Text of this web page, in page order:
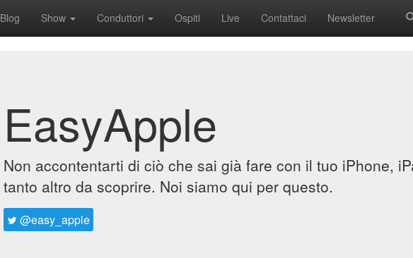
Blog Show Conduttori Ospiti Live Contattaci Newsletter
EasyApple
Non accontentarti di ciò che sai già fare con il tuo iPhone,
tanto altro da scoprire. Noi siamo qui per questo.
@easy_apple